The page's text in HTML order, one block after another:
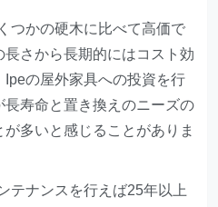
つかの硬木に比べて高価で
さから長期的にはコスト効
の屋外家具への投資を行
長寿命と置き換えのニーズの
多いと感じることがありま
テナンスを行えば25年以上